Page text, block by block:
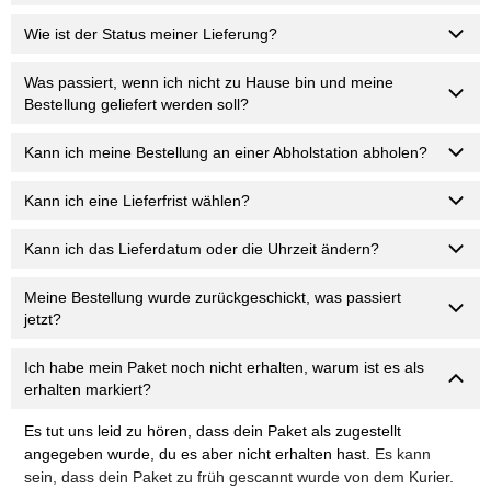
Wie ist der Status meiner Lieferung?
Was passiert, wenn ich nicht zu Hause bin und meine
Bestellung geliefert werden soll?
Kann ich meine Bestellung an einer Abholstation abholen?
Kann ich eine Lieferfrist wählen?
Kann ich das Lieferdatum oder die Uhrzeit ändern?
Meine Bestellung wurde zurückgeschickt, was passiert
jetzt?
Ich habe mein Paket noch nicht erhalten, warum ist es als
erhalten markiert?
Es tut uns leid zu hören, dass dein Paket als zugestellt
angegeben wurde, du es aber nicht erhalten hast. Es kann
sein, dass dein Paket zu früh gescannt wurde von dem Kurier.